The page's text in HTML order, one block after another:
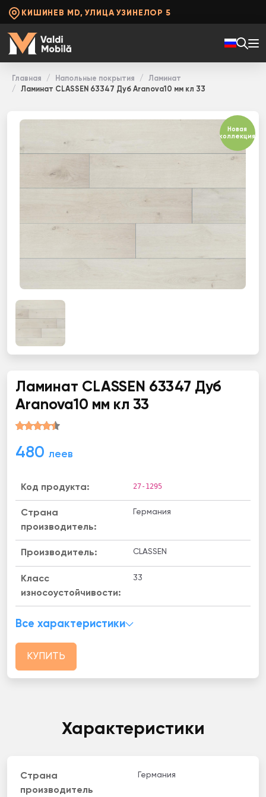
КИШИНЕВ MD, УЛИЦА УЗИНЕЛОР 5
Главная Напольные покрытия
Ламинат
Ламинат CLASSEN 63347 Дуб Aranova10 мм кл 33
Новая
коллекция
Ламинат CLASSEN 63347 Дуб
Aranova10 мм кл 33
480 леев
Код продукта: 27-1295
Страна
производитель:
Германия
Производитель: CLASSEN
Класс
износоустойчивости:
33
Все характеристики
КУПИТЬ
Характеристики
Страна
производитель
Германия